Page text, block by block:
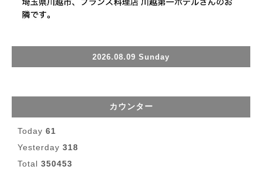
2026.08.09 Sunday
カウンター
Today 61
Yesterday 318
Total 350453